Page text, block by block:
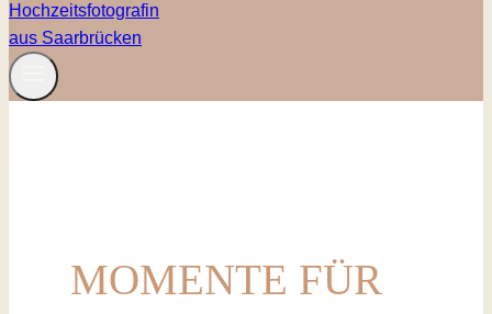
MOMENTE FÜR